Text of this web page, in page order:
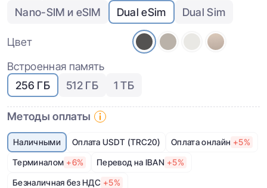
Nano-SIM и eSIM
Dual eSim Dual Sim
Цвет
Встроенная память
256 ГБ
512 ГБ 1 ТБ
Методы оплаты
Наличными Оплата USDT (TRC20) Оплата онлайн +5%
Терминалом +6% Перевод на IBAN +5%
Безналичная без НДС +5%